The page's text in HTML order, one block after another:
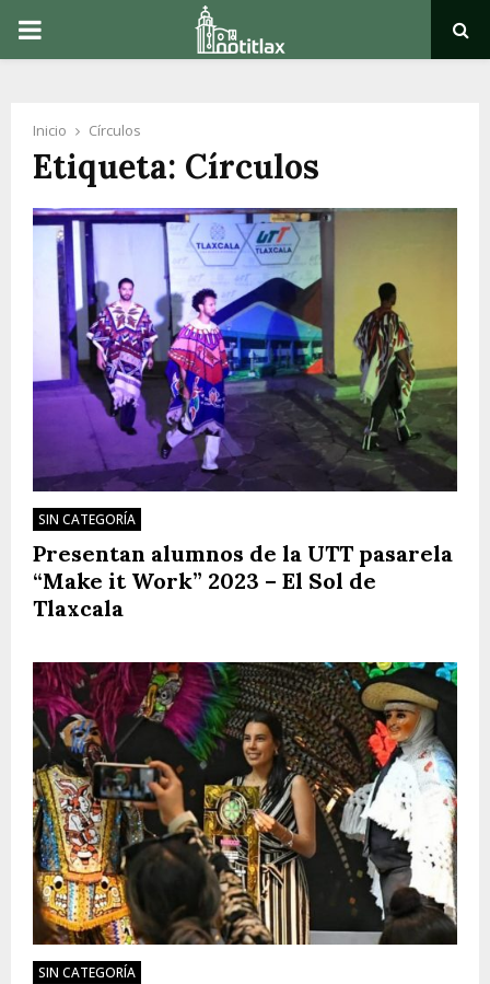
PRIMARY
Inicio Círculos
Etiqueta: Círculos
SIN CATEGORÍA
Presentan alumnos de la UTT pasarela
“Make it Work” 2023 – El Sol de
Tlaxcala
SIN CATEGORÍA